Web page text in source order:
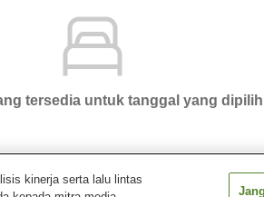
tersedia untuk tanggal yang
kinerja serta lalu lintas